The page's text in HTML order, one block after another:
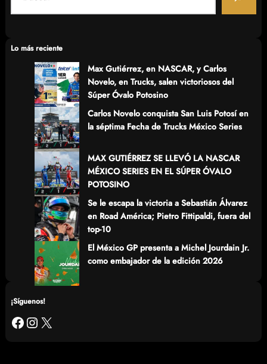
a
cLo más reciente
Max Gutiérrez, en NASCAR, y Carlos
Novelo, en Trucks, salen victoriosos del
Súper Óvalo Potosino
Carlos Novelo conquista San Luis Potosí en
la séptima Fecha de Trucks México Series
MAX GUTIÉRREZ SE LLEVÓ LA NASCAR
MÉXICO SERIES EN EL SÚPER ÓVALO
POTOSINO
Se le escapa la victoria a Sebastián Álvarez
en Road América; Pietro Fittipaldi, fuera del
top-10
El México GP presenta a Michel Jourdain Jr.
como embajador de la edición 2026
¡Síguenos!
Facebook Instagram X